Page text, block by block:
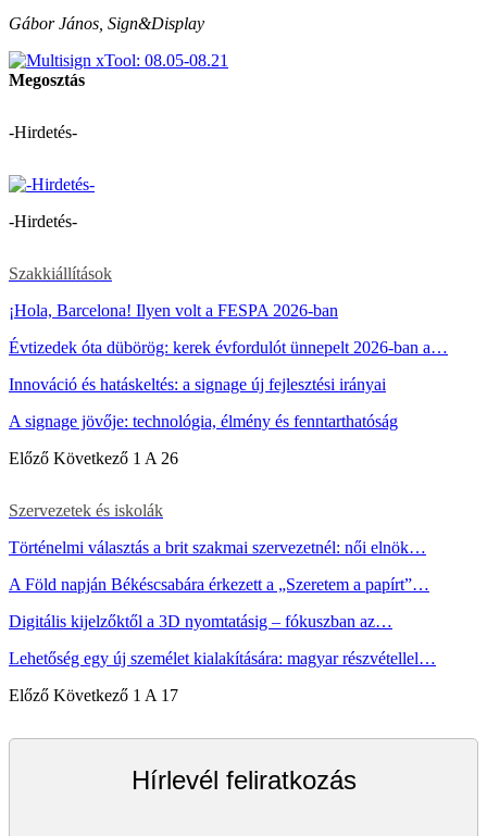
Gábor János, Sign&Display
Megosztás
-Hirdetés-
-Hirdetés-
Szakkiállítások
¡Hola, Barcelona! Ilyen volt a FESPA 2026-ban
Évtizedek óta dübörög: kerek évfordulót ünnepelt 2026-ban a…
Innováció és hatáskeltés: a signage új fejlesztési irányai
A signage jövője: technológia, élmény és fenntarthatóság
Előző Következő 1 A 26
Szervezetek és iskolák
Történelmi választás a brit szakmai szervezetnél: női elnök…
A Föld napján Békéscsabára érkezett a „Szeretem a papírt”…
Digitális kijelzőktől a 3D nyomtatásig – fókuszban az…
Lehetőség egy új személet kialakítására: magyar részvétellel…
Előző Következő 1 A 17
Hírlevél feliratkozás